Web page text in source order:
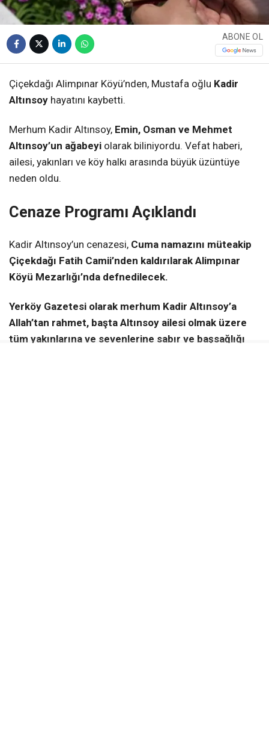
ABONE OL
Çiçekdağı Alimpınar Köyü’nden, Mustafa oğlu Kadir
Altınsoy hayatını kaybetti.
Merhum Kadir Altınsoy, Emin, Osman ve Mehmet
Altınsoy’un ağabeyi olarak biliniyordu. Vefat haberi,
ailesi, yakınları ve köy halkı arasında büyük üzüntüye
neden oldu.
Cenaze Programı Açıklandı
Kadir Altınsoy’un cenazesi, Cuma namazını müteakip
Çiçekdağı Fatih Camii’nden kaldırılarak Alimpınar
Köyü Mezarlığı’nda defnedilecek.
Yerköy Gazetesi olarak merhum Kadir Altınsoy’a
Allah’tan rahmet, başta Altınsoy ailesi olmak üzere
tüm yakınlarına ve sevenlerine sabır ve başsağlığı